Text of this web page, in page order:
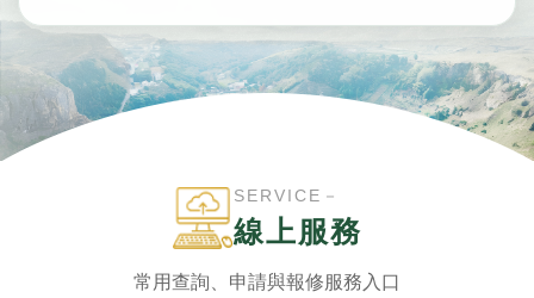
SERVICE－
線上服務
常用查詢、申請與報修服務入口